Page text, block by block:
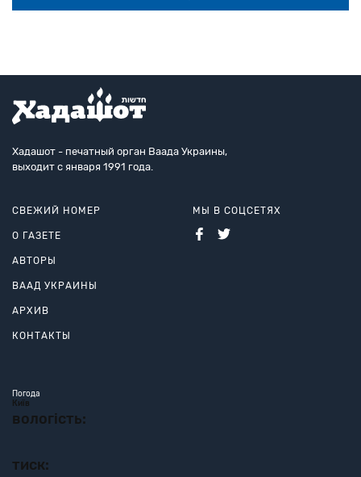
Хадашот - печатный орган Ваада Украины,
выходит с января 1991 года.
СВЕЖИЙ НОМЕР
О ГАЗЕТЕ
АВТОРЫ
ВААД УКРАИНЫ
АРХИВ
КОНТАКТЫ
МЫ В СОЦСЕТЯХ
Погода
Київ
вологість:
тиск: